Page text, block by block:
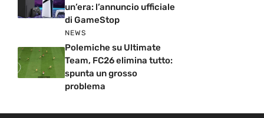
un’era: l’annuncio ufficiale
di GameStop
NEWS
Polemiche su Ultimate
Team, FC26 elimina tutto:
spunta un grosso
problema